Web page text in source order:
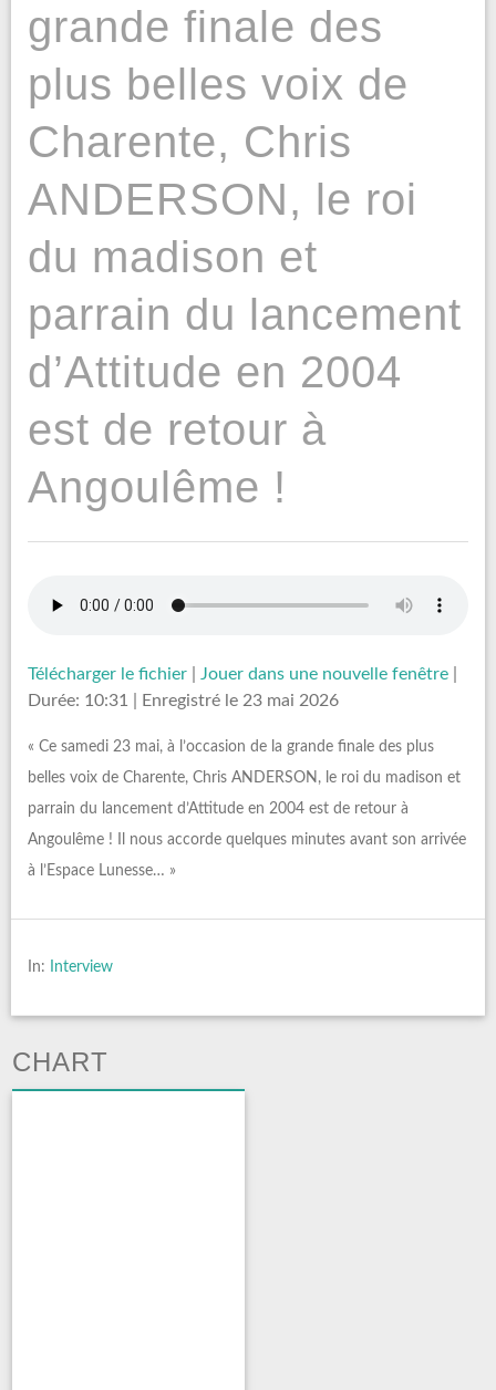
grande finale des
plus belles voix de
Charente, Chris
ANDERSON, le roi
du madison et
parrain du lancement
d’Attitude en 2004
est de retour à
Angoulême !
Télécharger le fichier Jouer dans une nouvelle fenêtre
Durée: 10:31
Enregistré le 23 mai 2026
« Ce samedi 23 mai, à l’occasion de la grande finale des plus
belles voix de Charente, Chris ANDERSON, le roi du madison et
parrain du lancement d’Attitude en 2004 est de retour à
Angoulême ! Il nous accorde quelques minutes avant son arrivée
à l’Espace Lunesse… »
In: Interview
CHART